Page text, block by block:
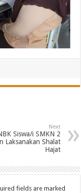
Next
Siswa/i SMKN 2
Laksanakan Shalat
Hajat
fields are marked